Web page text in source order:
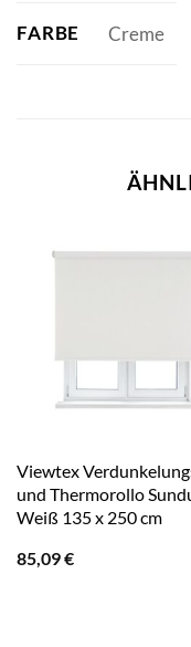
FARBE Creme
Viewtex
und Thermorollo
Weiß 135 x 250 cm
85,09€